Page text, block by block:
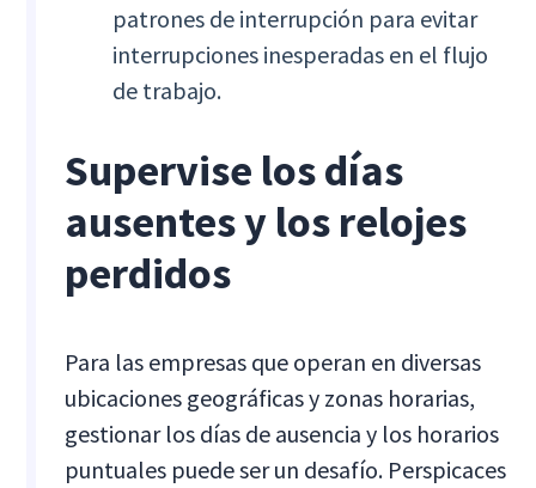
patrones de interrupción para evitar
interrupciones inesperadas en el flujo
de trabajo.
Supervise los días
ausentes y los relojes
perdidos
Para las empresas que operan en diversas
ubicaciones geográficas y zonas horarias,
gestionar los días de ausencia y los horarios
puntuales puede ser un desafío. Perspicaces